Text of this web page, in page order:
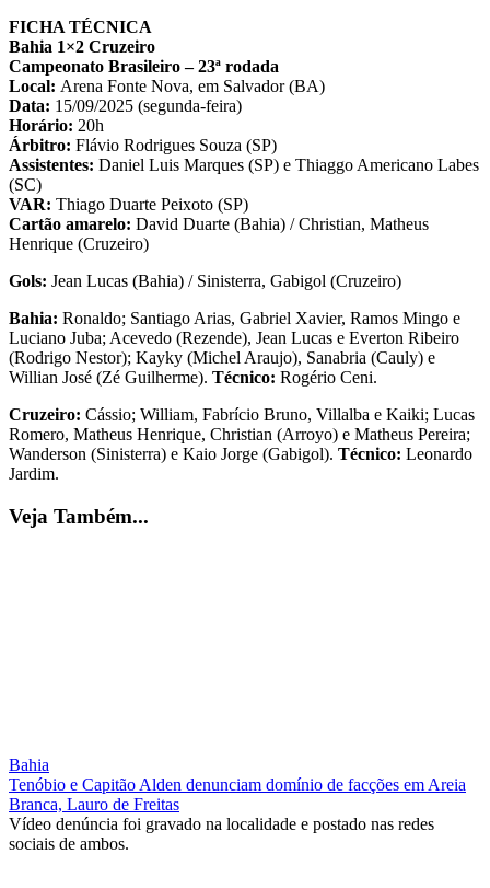
FICHA TÉCNICA
Bahia 1×2 Cruzeiro
Campeonato Brasileiro – 23ª rodada
Local: Arena Fonte Nova, em Salvador (BA)
Data: 15/09/2025 (segunda-feira)
Horário: 20h
Árbitro: Flávio Rodrigues Souza (SP)
Assistentes: Daniel Luis Marques (SP) e Thiaggo Americano Labes
(SC)
VAR: Thiago Duarte Peixoto (SP)
Cartão amarelo: David Duarte (Bahia) / Christian, Matheus
Henrique (Cruzeiro)
Gols: Jean Lucas (Bahia) / Sinisterra, Gabigol (Cruzeiro)
Bahia: Ronaldo; Santiago Arias, Gabriel Xavier, Ramos Mingo e
Luciano Juba; Acevedo (Rezende), Jean Lucas e Everton Ribeiro
(Rodrigo Nestor); Kayky (Michel Araujo), Sanabria (Cauly) e
Willian José (Zé Guilherme). Técnico: Rogério Ceni.
Cruzeiro: Cássio; William, Fabrício Bruno, Villalba e Kaiki; Lucas
Romero, Matheus Henrique, Christian (Arroyo) e Matheus Pereira;
Wanderson (Sinisterra) e Kaio Jorge (Gabigol). Técnico: Leonardo
Jardim.
Veja Também...
Bahia
Tenóbio e Capitão Alden denunciam domínio de facções em Areia
Branca, Lauro de Freitas
Vídeo denúncia foi gravado na localidade e postado nas redes
sociais de ambos.